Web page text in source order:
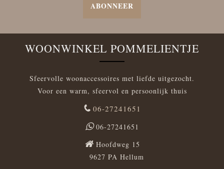
ABONNEER
WOONWINKEL POMMELIENTJE
Sfeervolle woonaccessoires met liefde uitgezocht.
Voor een warm, sfeervol en persoonlijk thuis
06-27241651
06-27241651
Hoofdweg 15
9627 PA Hellum